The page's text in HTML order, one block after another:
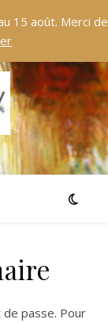
15 août. Merci de
passe. Pour